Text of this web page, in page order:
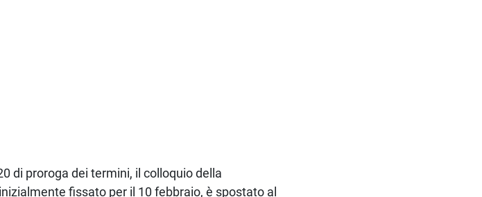
di proroga dei termini, il colloquio della
fissato per il 10 febbraio, è spostato al